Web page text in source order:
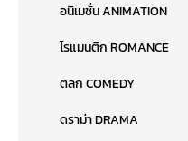
อนิเมชั่น ANIMATION
โรแมนติก ROMANCE
ตลก COMEDY
ดราม่า DRAMA